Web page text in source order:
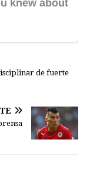
de fuerte